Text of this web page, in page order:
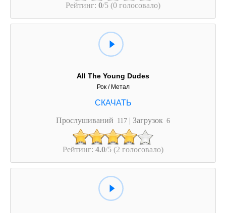
Рейтинг: 0/5 (0 голосовало)
All The Young Dudes
Рок / Метал
Прослушиваний 117 | Загрузок 6
Рейтинг: 4.0/5 (2 голосовало)